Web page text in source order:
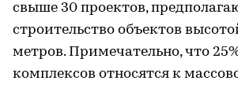
свыше 30 проектов,
строительство объектов
метров. Примечательно, что
комплексов относятся к